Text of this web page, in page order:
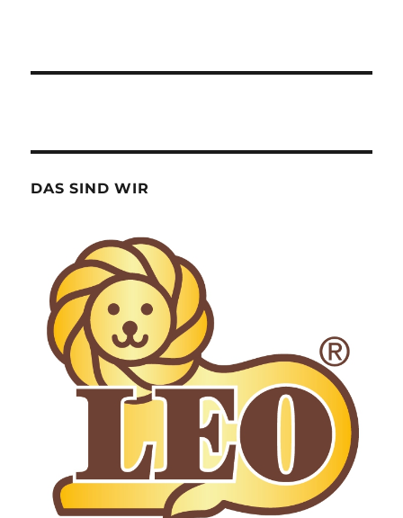
DAS SIND WIR